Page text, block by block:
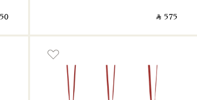
‎ ⃁ ⁦575⁩ ‎